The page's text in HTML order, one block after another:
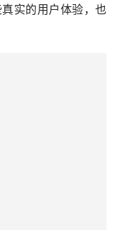
实的用户体验，也